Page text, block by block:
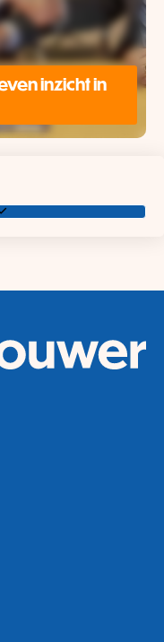
inzicht in